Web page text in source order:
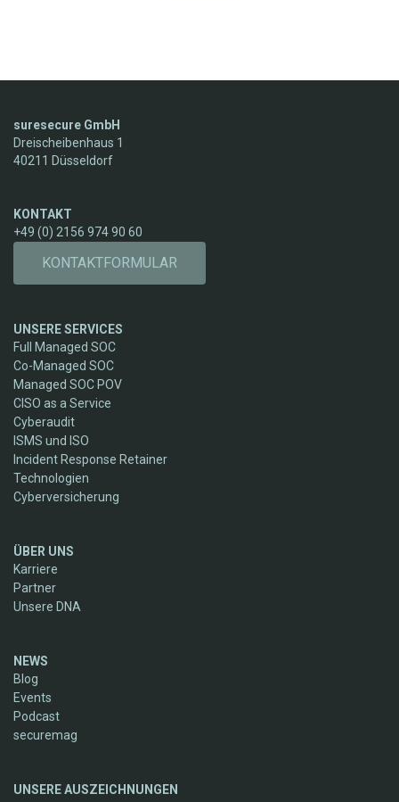
suresecure GmbH
Dreischeibenhaus 1
40211 Düsseldorf
KONTAKT
+49 (0) 2156 974 90 60
KONTAKTFORMULAR
UNSERE SERVICES
Full Managed SOC
Co-Managed SOC
Managed SOC POV
CISO as a Service
Cyberaudit
ISMS und ISO
Incident Response Retainer
Technologien
Cyberversicherung
ÜBER UNS
Karriere
Partner
Unsere DNA
NEWS
Blog
Events
Podcast
securemag
UNSERE AUSZEICHNUNGEN